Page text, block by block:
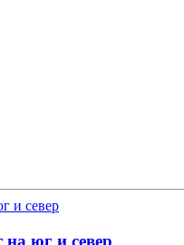
юг и север